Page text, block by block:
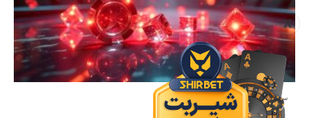
X
سایت معتبر شرط بندی